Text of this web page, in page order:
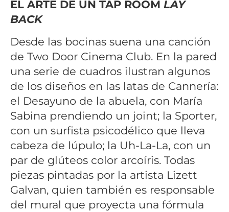
EL ARTE DE UN TAP ROOM LAY
BACK
Desde las bocinas suena una canción
de Two Door Cinema Club. En la pared
una serie de cuadros ilustran algunos
de los diseños en las latas de Cannería:
el Desayuno de la abuela, con María
Sabina prendiendo un joint; la Sporter,
con un surfista psicodélico que lleva
cabeza de lúpulo; la Uh-La-La, con un
par de glúteos color arcoíris. Todas
piezas pintadas por la artista Lizett
Galvan, quien también es responsable
del mural que proyecta una fórmula